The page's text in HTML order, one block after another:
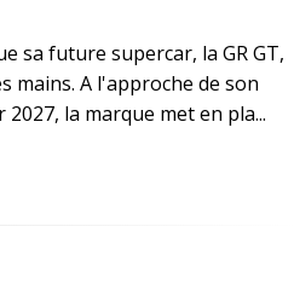
sa future supercar, la GR GT,
mains. A l'approche de son
la marque met en pla...